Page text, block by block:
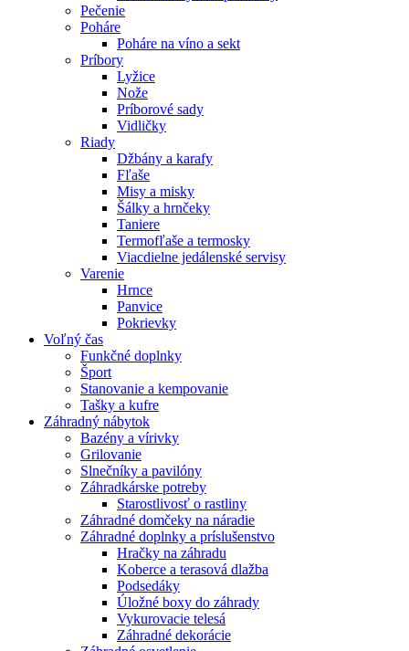
Pečenie
Poháre
Poháre na víno a sekt
Príbory
Lyžice
Nože
Príborové sady
Vidličky
Riady
Džbány a karafy
Fľaše
Misy a misky
Šálky a hrnčeky
Taniere
Termofľaše a termosky
Viacdielne jedálenské servisy
Varenie
Hrnce
Panvice
Pokrievky
Voľný čas
Funkčné doplnky
Šport
Stanovanie a kempovanie
Tašky a kufre
Záhradný nábytok
Bazény a vírivky
Grilovanie
Slnečníky a pavilóny
Záhradkárske potreby
Starostlivosť o rastliny
Záhradné domčeky na náradie
Záhradné doplnky a príslušenstvo
Hračky na záhradu
Koberce a terasová dlažba
Podsedáky
Úložné boxy do záhrady
Vykurovacie telesá
Záhradné dekorácie